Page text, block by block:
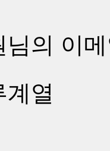
의 이
열